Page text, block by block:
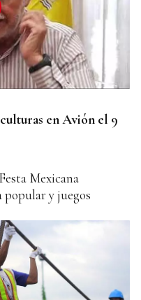
en Avión el 9
Mexicana
y juegos